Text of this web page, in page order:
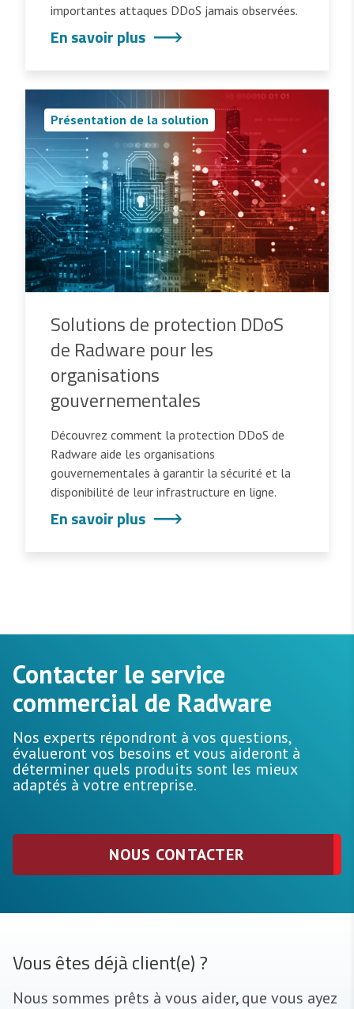
importantes attaques DDoS jamais observées.
En savoir plus
Présentation de la solution
Solutions de protection DDoS
de Radware pour les
organisations
gouvernementales
Découvrez comment la protection DDoS de
Radware aide les organisations
gouvernementales à garantir la sécurité et la
disponibilité de leur infrastructure en ligne.
En savoir plus
Contacter le service
commercial de Radware
Nos experts répondront à vos questions,
évalueront vos besoins et vous aideront à
déterminer quels produits sont les mieux
adaptés à votre entreprise.
NOUS CONTACTER
Vous êtes déjà client(e) ?
Nous sommes prêts à vous aider, que vous ayez